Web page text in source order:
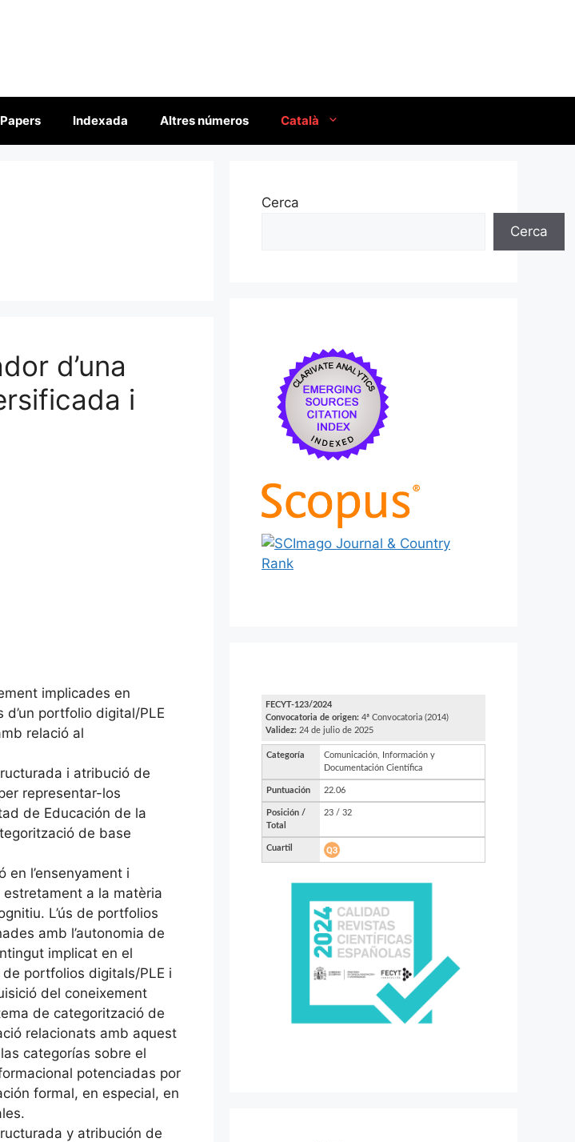
Indexada Altres números Català
d’una
i
implicades en
d’un portfolio digital/PLE
relació al
i atribució de
representar-los
de Educación de la
de base
l’ensenyament i
a la matèria
L’ús de portfolios
amb l’autonomia de
implicat en el
portfolios digitals/PLE i
del coneixement
de categorització de
relacionats amb aquest
categorías sobre el
potenciadas por
formal, en especial, en
y atribución de
Cerca
Cerca